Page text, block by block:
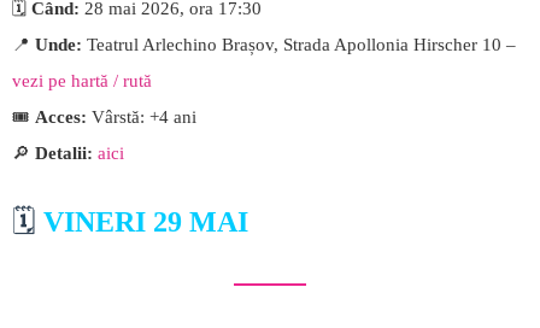
🗓️ Când: 28 mai 2026, ora 17:30
📍 Unde: Teatrul Arlechino Brașov, Strada Apollonia Hirscher 10 –
vezi pe hartă / rută
🎟️ Acces: Vârstă: +4 ani
🔎 Detalii: aici
🗓️ VINERI 29 MAI